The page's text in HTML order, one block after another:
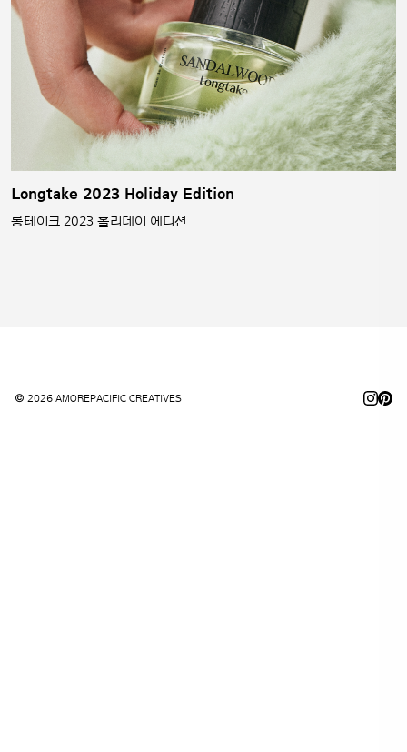
Longtake 2023 Holiday Edition
롱테이크 2023 홀리데이 에디션
© 2026 AMOREPACIFIC CREATIVES